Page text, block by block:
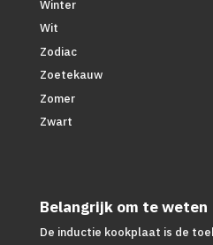
Winter
Wit
Zodiac
Zoetekauw
Zomer
Zwart
Belangrijk om te weten
De inductie kookplaat is de